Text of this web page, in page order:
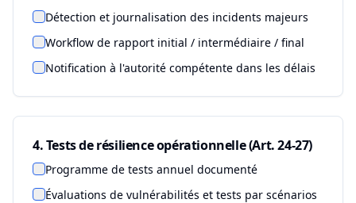
Détection et journalisation des incidents majeurs
Workflow de rapport initial / intermédiaire / final
Notification à l'autorité compétente dans les délais
4. Tests de résilience opérationnelle (Art. 24-27)
Programme de tests annuel documenté
Évaluations de vulnérabilités et tests par scénarios